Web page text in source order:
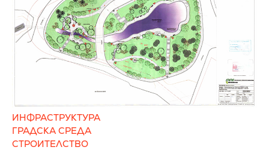
ИНФРАСТРУКТУРА
ГРАДСКА СРЕДА
СТРОИТЕЛСТВО